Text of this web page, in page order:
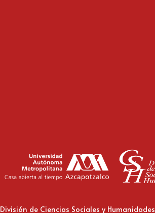
División de Ciencias Sociales y Humanidades